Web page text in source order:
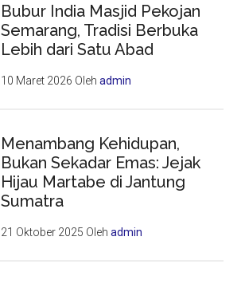
Bubur India Masjid Pekojan
Semarang, Tradisi Berbuka
Lebih dari Satu Abad
10 Maret 2026 Olehadmin
Menambang Kehidupan,
Bukan Sekadar Emas: Jejak
Hijau Martabe di Jantung
Sumatra
21 Oktober 2025 Olehadmin